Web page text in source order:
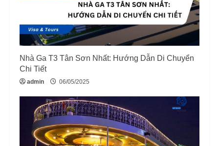
Nhà Ga T3 Tân Sơn Nhất: Hướng Dẫn Di Chuyển
Chi Tiết
admin 06/05/2025